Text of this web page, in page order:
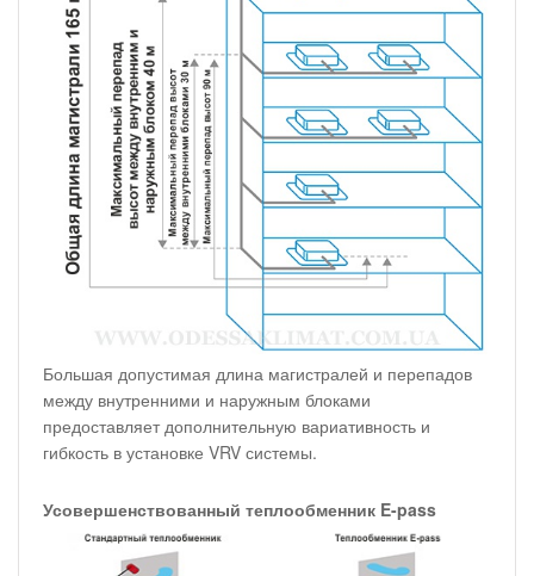
Большая допустимая длина магистралей и перепадов
между внутренними и наружным блоками
предоставляет дополнительную вариативность и
гибкость в установке VRV системы.
Усовершенствованный теплообменник E-pass